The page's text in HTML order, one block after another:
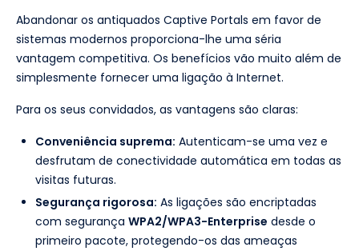
Abandonar os antiquados Captive Portals em favor de
sistemas modernos proporciona-lhe uma séria
vantagem competitiva. Os benefícios vão muito além de
simplesmente fornecer uma ligação à Internet.
Para os seus convidados, as vantagens são claras:
Conveniência suprema: Autenticam-se uma vez e
desfrutam de conectividade automática em todas as
visitas futuras.
Segurança rigorosa: As ligações são encriptadas
com segurança WPA2/WPA3-Enterprise desde o
primeiro pacote, protegendo-os das ameaças